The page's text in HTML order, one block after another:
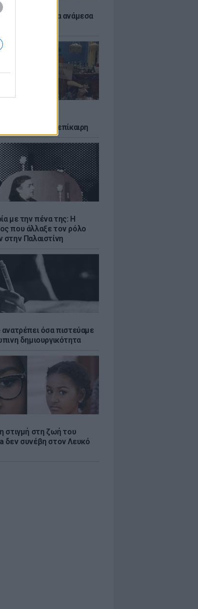
το σύγκαμα ανάμεσα
και παραμένει επίκαιρη
με την πένα της: Η
που άλλαξε τον ρόλο
Παλαιστίνη
όσα πιστεύαμε
δημιουργικότητα
στιγμή στη ζωή του
δεν συνέβη στον Λευκό